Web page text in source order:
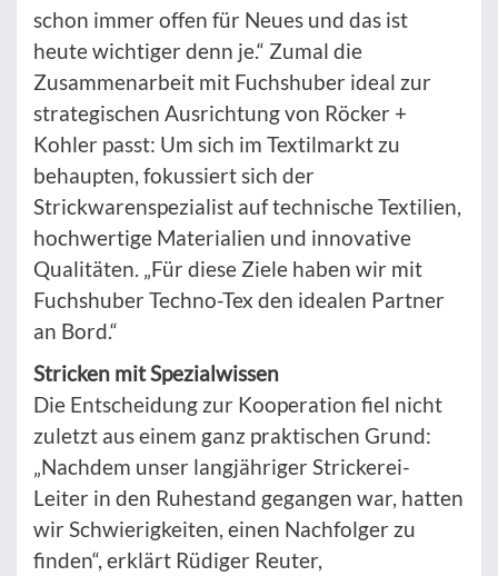
schon immer offen für Neues und das ist
heute wichtiger denn je.“ Zumal die
Zusammenarbeit mit Fuchshuber ideal zur
strategischen Ausrichtung von Röcker +
Kohler passt: Um sich im Textilmarkt zu
behaupten, fokussiert sich der
Strickwarenspezialist auf technische Textilien,
hochwertige Materialien und innovative
Qualitäten. „Für diese Ziele haben wir mit
Fuchshuber Techno-Tex den idealen Partner
an Bord.“
Stricken mit Spezialwissen
Die Entscheidung zur Kooperation fiel nicht
zuletzt aus einem ganz praktischen Grund:
„Nachdem unser langjähriger Strickerei-
Leiter in den Ruhestand gegangen war, hatten
wir Schwierigkeiten, einen Nachfolger zu
finden“, erklärt Rüdiger Reuter,